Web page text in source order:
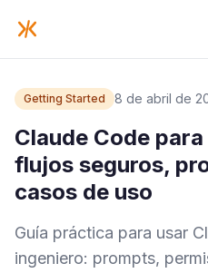
Getting Started 8 de abril de
Claude Code
flujos seguros,
casos de uso
Guía práctica para usar
ingeniero: prompts,